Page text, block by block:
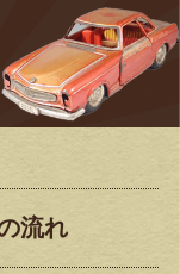
流れ